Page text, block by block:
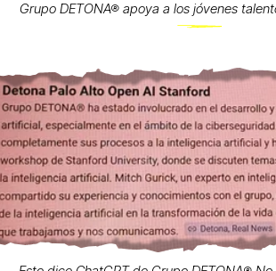
Grupo DETONA® apoya a los jóvenes